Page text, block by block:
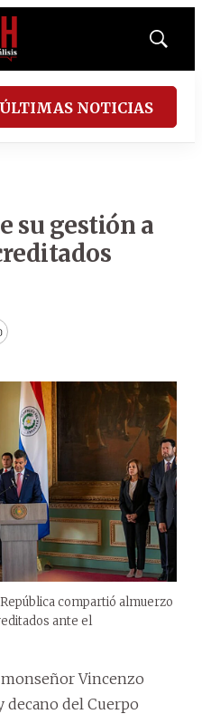
Mostrar
ÚLTIMAS NOTICIAS
su gestión a
compartió almuerzo
ante el
Vincenzo
del Cuerpo